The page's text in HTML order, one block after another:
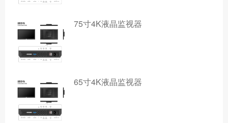
75寸4K液晶监视器
65寸4K液晶监视器